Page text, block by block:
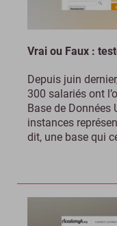
Vrai ou Faux :
Depuis juin
300 salariés ont
Base de
instances
dit, une base qui